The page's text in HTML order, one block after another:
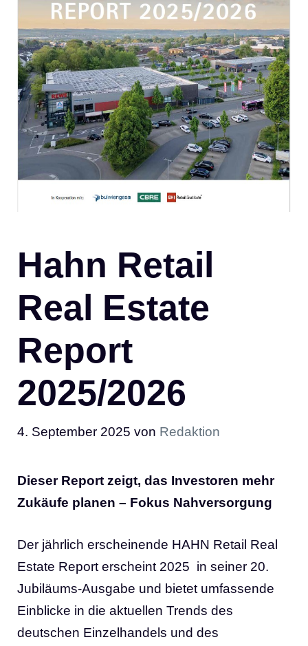
Hahn Retail
Real Estate
Report
2025/2026
4. September 2025 von Redaktion
Dieser Report zeigt, das Investoren mehr
Zukäufe planen – Fokus Nahversorgung
Der jährlich erscheinende HAHN Retail Real
Estate Report erscheint 2025 in seiner 20.
Jubiläums-Ausgabe und bietet umfassende
Einblicke in die aktuellen Trends des
deutschen Einzelhandels und des